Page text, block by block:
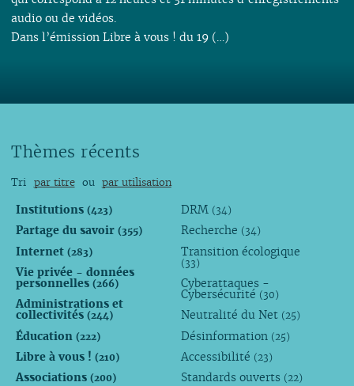
audio ou de vidéos.
Dans l’émission Libre à vous ! du 19 (…)
Thèmes récents
Tri par titre ou par utilisation
Institutions (423)
Partage du savoir (355)
Internet (283)
Vie privée - données
personnelles (266)
Administrations et
collectivités (244)
Éducation (222)
Libre à vous ! (210)
Associations (200)
DRM (34)
Recherche (34)
Transition écologique
(33)
Cyberattaques -
Cybersécurité (30)
Neutralité du Net (25)
Désinformation (25)
Accessibilité (23)
Standards ouverts (22)